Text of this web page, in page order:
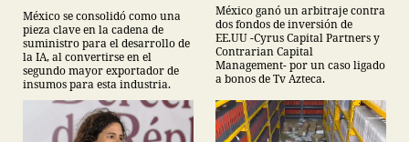
México se consolidó como una
pieza clave en la cadena de
suministro para el desarrollo de
la IA, al convertirse en el
segundo mayor exportador de
insumos para esta industria.
México ganó un arbitraje contra
dos fondos de inversión de
EE.UU -Cyrus Capital Partners y
Contrarian Capital
Management- por un caso ligado
a bonos de Tv Azteca.